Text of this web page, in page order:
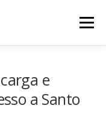
Menu
e
a Santo